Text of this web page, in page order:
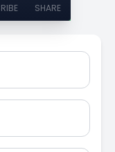
SHARE